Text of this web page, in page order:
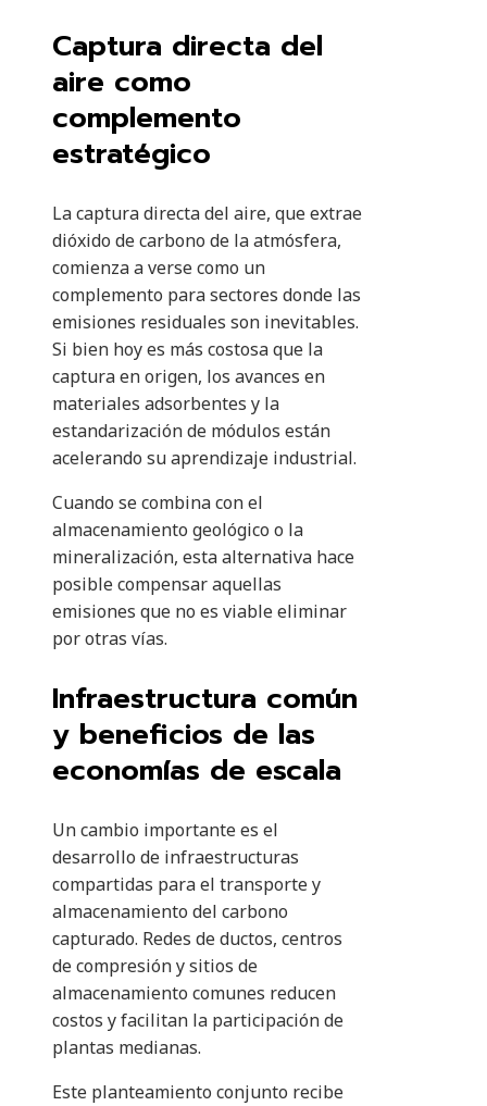
Captura directa del
aire como
complemento
estratégico
La captura directa del aire, que extrae
dióxido de carbono de la atmósfera,
comienza a verse como un
complemento para sectores donde las
emisiones residuales son inevitables.
Si bien hoy es más costosa que la
captura en origen, los avances en
materiales adsorbentes y la
estandarización de módulos están
acelerando su aprendizaje industrial.
Cuando se combina con el
almacenamiento geológico o la
mineralización, esta alternativa hace
posible compensar aquellas
emisiones que no es viable eliminar
por otras vías.
Infraestructura común
y beneficios de las
economías de escala
Un cambio importante es el
desarrollo de infraestructuras
compartidas para el transporte y
almacenamiento del carbono
capturado. Redes de ductos, centros
de compresión y sitios de
almacenamiento comunes reducen
costos y facilitan la participación de
plantas medianas.
Este planteamiento conjunto recibe